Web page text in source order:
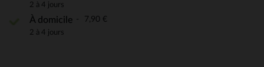
2 à 4 jours
À domicile 7,90 €
2 à 4 jours